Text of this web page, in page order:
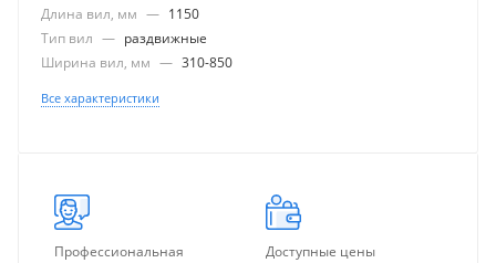
Длина вил, мм — 1150
Тип вил — раздвижные
Ширина вил, мм — 310-850
Все характеристики
Профессиональная
Доступные цены